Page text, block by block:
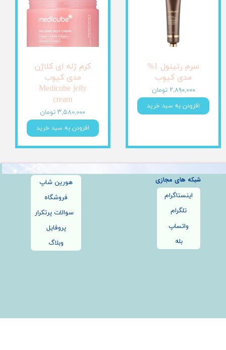
سرم رتینول 1%
مدی کیوب
۲,۸۹۰,۰۰۰ تومان
افزودن به سبد خرید
کرم ژله ای کلاژن
مدی کیوب
Medicube jelly
cream
۳,۵۸۰,۰۰۰ تومان
افزودن به سبد خرید
هورین شاپ
فروشگاه
سوالات پرتکرار
پروفایل
وبلاگ
اینستاگرام
تلگرام
واتساپ
بله
شبکه های مجازی